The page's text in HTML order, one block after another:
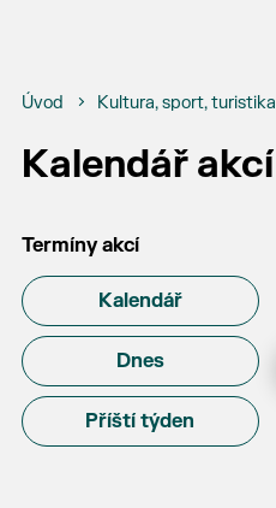
Úvod Kultura, sport, turistika
Kalendář akcí
Termíny akcí
Kalendář
Dnes
Příští týden